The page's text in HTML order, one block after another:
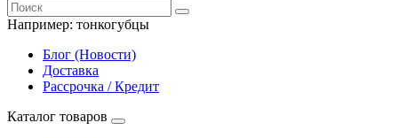
Например: тонкогубцы
Блог (Новости)
Доставка
Рассрочка / Кредит
Каталог товаров